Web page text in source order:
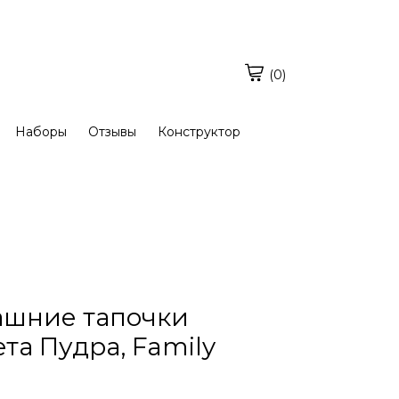
(0)
Наборы Отзывы Конструктор
тапочки
Пудра, Family